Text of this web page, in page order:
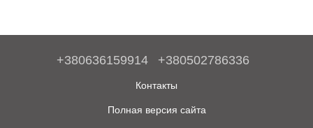
+380636159914 +380502786336
Контакты
Полная версия сайта